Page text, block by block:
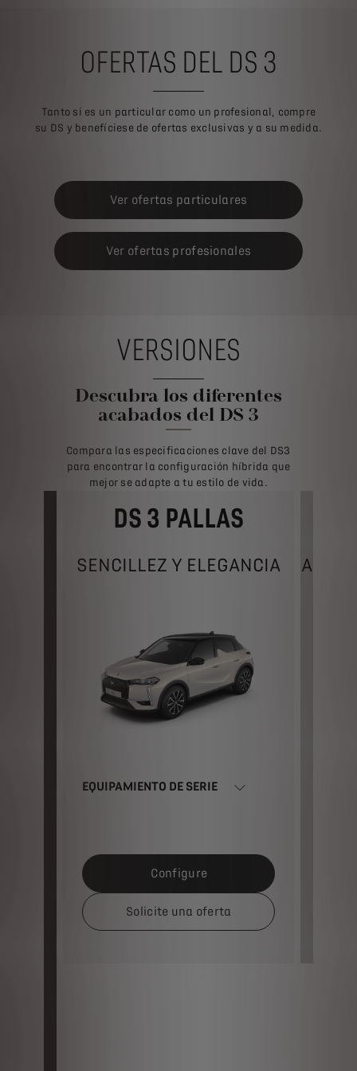
OFERTAS DEL DS 3
Tanto si es un particular como un profesional, compre
su DS y benefíciese de ofertas exclusivas y a su medida.
Ver ofertas particulares
Ver ofertas profesionales
VERSIONES
Descubra los diferentes
acabados del DS 3
Compara las especificaciones clave del DS3
para encontrar la configuración híbrida que
mejor se adapte a tu estilo de vida.
DS 3 PALLAS
SENCILLEZ Y ELEGANCIA
EQUIPAMIENTO DE SERIE
Configure
Solicite una oferta
ALTA